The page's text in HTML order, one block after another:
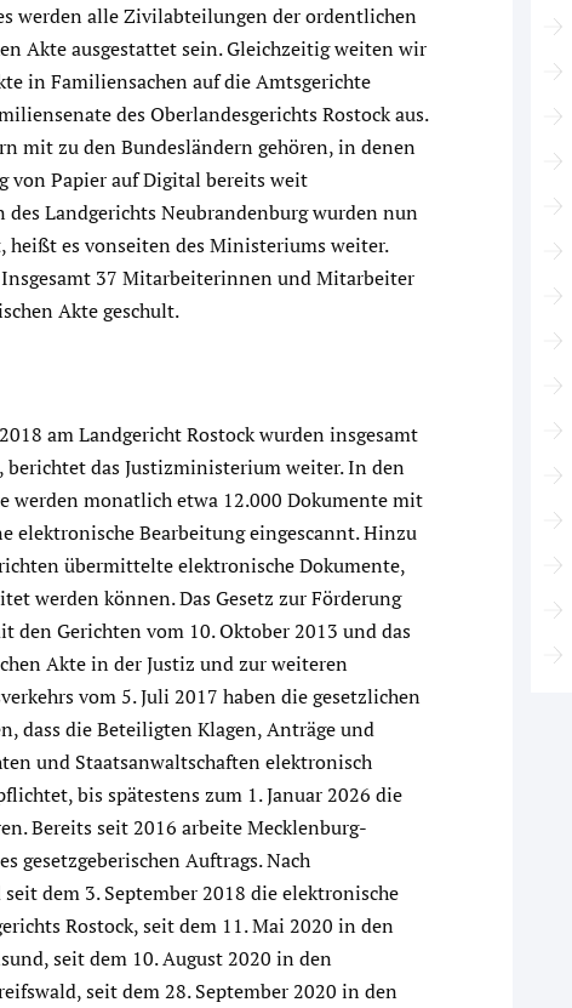
werden alle Zivilabteilungen der ordentlichen
Akte ausgestattet sein. Gleichzeitig weiten wir
in Familiensachen auf die Amtsgerichte
des Oberlandesgerichts Rostock aus.
mit zu den Bundesländern gehören, in denen
von Papier auf Digital bereits weit
Landgerichts Neubrandenburg wurden nun
heißt es vonseiten des Ministeriums weiter.
37 Mitarbeiterinnen und Mitarbeiter
Akte geschult.
am Landgericht Rostock wurden insgesamt
berichtet das Justizministerium weiter. In den
werden monatlich etwa 12.000 Dokumente mit
elektronische Bearbeitung eingescannt. Hinzu
übermittelte elektronische Dokumente,
werden können. Das Gesetz zur Förderung
den Gerichten vom 10. Oktober 2013 und das
Akte in der Justiz und zur weiteren
vom 5. Juli 2017 haben die gesetzlichen
dass die Beteiligten Klagen, Anträge und
und Staatsanwaltschaften elektronisch
bis spätestens zum 1. Januar 2026 die
Bereits seit 2016 arbeite Mecklenburg-
gesetzgeberischen Auftrags. Nach
dem 3. September 2018 die elektronische
Rostock, seit dem 11. Mai 2020 in den
seit dem 10. August 2020 in den
seit dem 28. September 2020 in den